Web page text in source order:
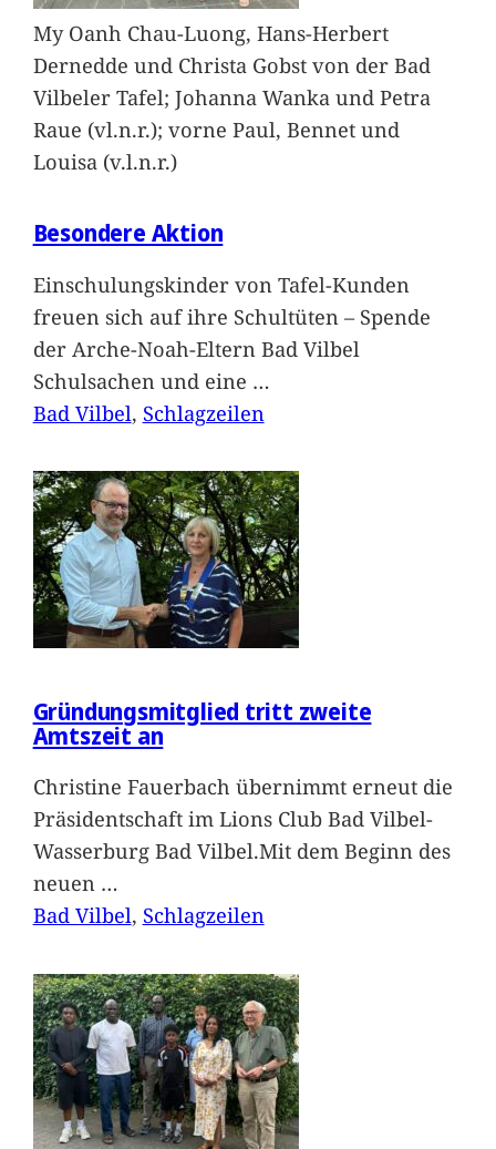
My Oanh Chau-Luong, Hans-Herbert
Dernedde und Christa Gobst von der Bad
Vilbeler Tafel; Johanna Wanka und Petra
Raue (vl.n.r.); vorne Paul, Bennet und
Louisa (v.l.n.r.)
Besondere Aktion
Einschulungskinder von Tafel-Kunden
freuen sich auf ihre Schultüten – Spende
der Arche-Noah-Eltern Bad Vilbel
Schulsachen und eine …
Bad Vilbel, Schlagzeilen
Gründungsmitglied tritt zweite
Amtszeit an
Christine Fauerbach übernimmt erneut die
Präsidentschaft im Lions Club Bad Vilbel-
Wasserburg Bad Vilbel.Mit dem Beginn des
neuen …
Bad Vilbel, Schlagzeilen